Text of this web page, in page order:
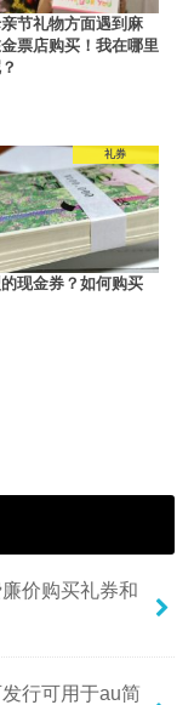
节礼物方面遇到麻
票店购买！我在哪里
礼券
现金券？如何购买
价购买礼券和
行可用于au简